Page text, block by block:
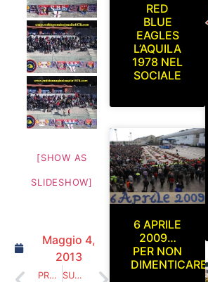
[SHOW AS
SLIDESHOW]
Maggio 4,
2013
PRECEDENTE SUCCESSIVO
RED
BLUE
EAGLES
L’AQUILA
1978 NEL
SOCIALE
6 APRILE
2009…
PER NON
DIMENTICARE